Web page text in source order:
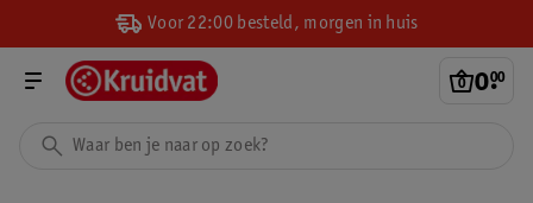
Voor 22:00 besteld, morgen in huis
0.
00